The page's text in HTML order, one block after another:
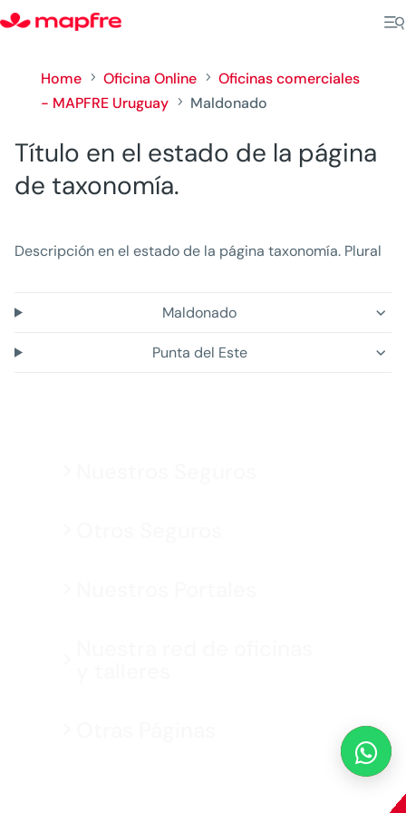
Home 5 Oficina Online 5 Oficinas comerciales
- MAPFRE Uruguay
5 Maldonado
Título en el estado de la página
de taxonomía.
Descripción en el estado de la página taxonomía. Plural
Maldonado
Punta del Este
